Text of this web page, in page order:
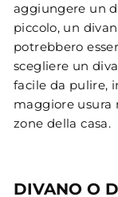
aggiungere un
piccolo, un
potrebbero
scegliere un
facile da pulire,
maggiore usura
zone della casa.
DIVANO O